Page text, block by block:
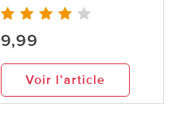
9,99
Voir l’article